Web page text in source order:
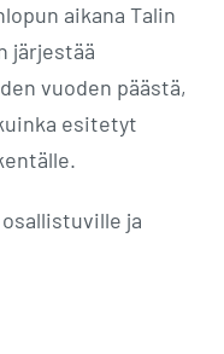
aikana Talin
järjestää
vuoden päästä,
esitetyt
ja